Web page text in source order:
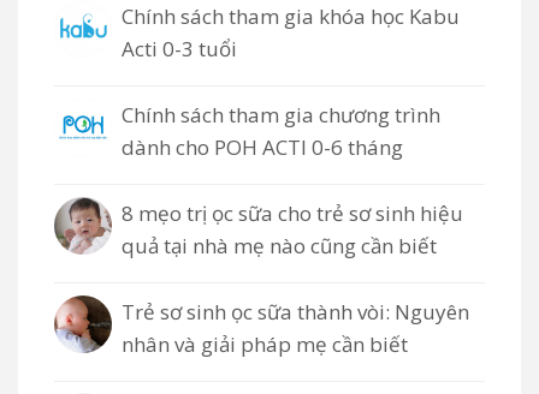
Chính sách tham gia khóa học Kabu
Acti 0-3 tuổi
Chính sách tham gia chương trình
dành cho POH ACTI 0-6 tháng
8 mẹo trị ọc sữa cho trẻ sơ sinh hiệu
quả tại nhà mẹ nào cũng cần biết
Trẻ sơ sinh ọc sữa thành vòi: Nguyên
nhân và giải pháp mẹ cần biết